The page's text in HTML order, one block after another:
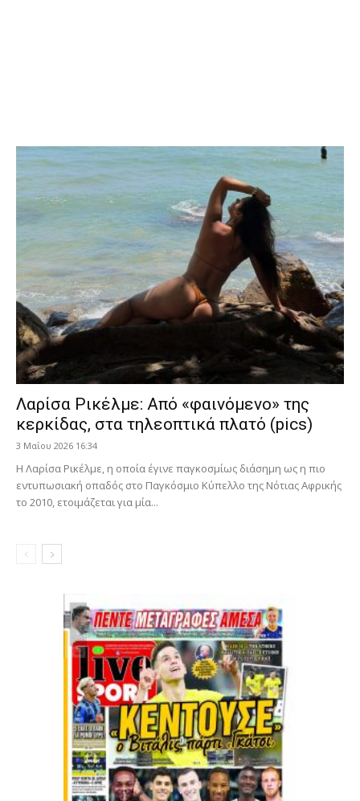
Λαρίσα Ρικέλμε: Από «φαινόμενο» της
κερκίδας, στα τηλεοπτικά πλατό (pics)
3 Μαΐου 2026 16:34
Η Λαρίσα Ρικέλμε, η οποία έγινε παγκοσμίως διάσημη ως η πιο
εντυπωσιακή οπαδός στο Παγκόσμιο Κύπελλο της Νότιας Αφρικής
το 2010, ετοιμάζεται για μία...